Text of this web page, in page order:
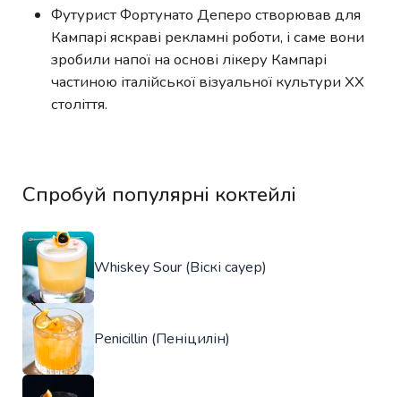
Футурист Фортунато Деперо створював для
Кампарі яскраві рекламні роботи, і саме вони
зробили напої на основі лікеру Кампарі
частиною італійської візуальної культури XX
століття.
Спробуй популярні коктейлі
Whiskey Sour (Віскі сауер)
Penicillin (Пеніцилін)